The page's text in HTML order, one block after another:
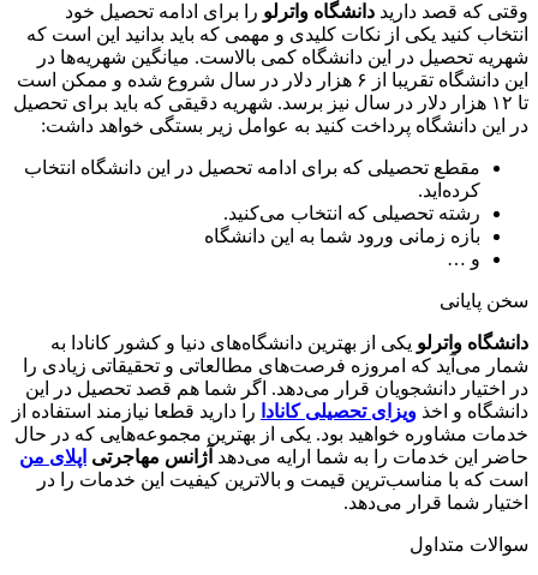
وقتی که قصد دارید دانشگاه واترلو را برای ادامه تحصیل خود
انتخاب کنید یکی از نکات کلیدی و مهمی که باید بدانید این است که
شهریه تحصیل در این دانشگاه کمی بالاست. میانگین شهریه‌ها در
این دانشگاه تقریبا از ۶ هزار دلار در سال شروع شده و ممکن است
تا ۱۲ هزار دلار در سال نیز برسد. شهریه دقیقی که باید برای تحصیل
در این دانشگاه پرداخت کنید به عوامل زیر بستگی خواهد داشت:
مقطع تحصیلی که برای ادامه تحصیل در این دانشگاه انتخاب
کرده‌اید.
رشته تحصیلی که انتخاب می‌کنید.
بازه زمانی ورود شما به این دانشگاه
و …
سخن پایانی
دانشگاه واترلو یکی از بهترین دانشگاه‌های دنیا و کشور کانادا به
شمار می‌آید که امروزه فرصت‌های مطالعاتی و تحقیقاتی زیادی را
در اختیار دانشجویان قرار می‌دهد. اگر شما هم قصد تحصیل در این
دانشگاه و اخذ ویزای تحصیلی کانادا را دارید قطعا نیازمند استفاده از
خدمات مشاوره خواهید بود. یکی از بهترین مجموعه‌هایی که در حال
حاضر این خدمات را به شما ارایه می‌دهد آژانس مهاجرتی اپلای من
است که با مناسب‌ترین قیمت و بالاترین کیفیت این خدمات را در
اختیار شما قرار می‌دهد.
سوالات متداول